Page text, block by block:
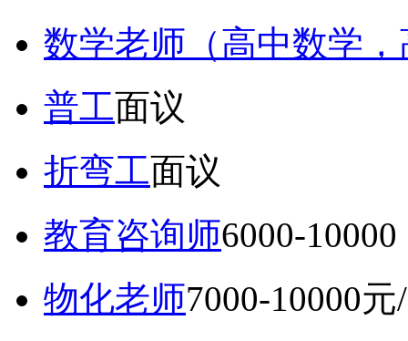
数学老师（高中数学
普工面议
折弯工面议
教育咨询师6000-
物化老师7000-10000元